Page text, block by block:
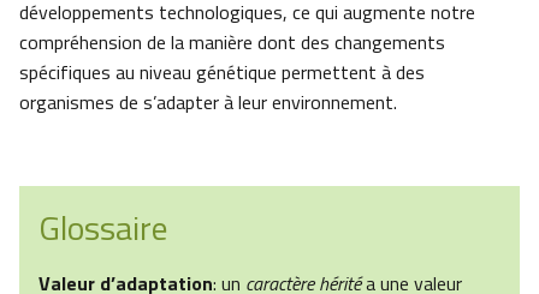
développements technologiques, ce qui augmente notre
compréhension de la manière dont des changements
spécifiques au niveau génétique permettent à des
organismes de s’adapter à leur environnement.
Glossaire
Valeur d’adaptation: un caractère héritéa une valeur